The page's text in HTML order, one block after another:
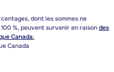
dont les sommes ne
%, peuvent survenir en raisondes
Canada.
Canada